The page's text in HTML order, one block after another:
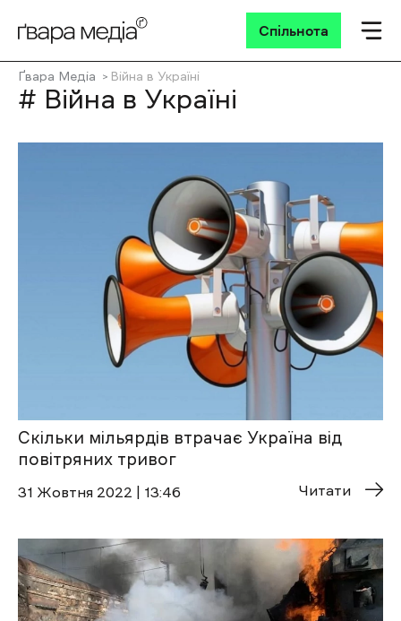
Спільнота
Ґвара Медіа Війна в Україні
# Війна в Україні
Скільки мільярдів втрачає Україна від
повітряних тривог
31 Жовтня 2022 | 13:46 Читати